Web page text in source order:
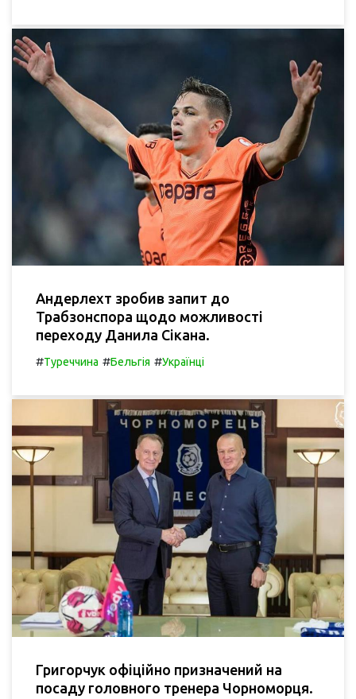
Андерлехт зробив запит до
Трабзонспора щодо можливості
переходу Данила Сікана.
#Туреччина #Бельгія #Українці
Григорчук офіційно призначений на
посаду головного тренера Чорноморця.